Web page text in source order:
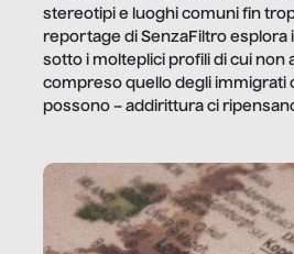
stereotipi e luoghi comuni fin
reportage di SenzaFiltro esplora
sotto i molteplici profili di cui non
compreso quello degli immigrati
possono – addirittura ci